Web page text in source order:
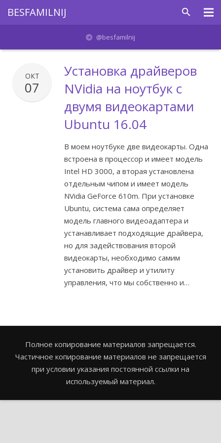
BESFAMILNIJ
Отблагодарить
Связаться
@besfamilnij
Установка драйверов
NVidia на ноутбук с
двумя видеокартами
Ubuntu 16.04
ОКТ
07
В моем ноутбуке две видеокарты. Одна
встроена в процессор и имеет модель
Intel HD 3000, а вторая установлена
отдельным чипом и имеет модель
NVidia GeForce 610m. При установке
Ubuntu, система сама определяет
модель главного видеоадаптера и
устанавливает подходящие драйвера,
но для задействования второй
видеокарты, необходимо самим
установить драйвер и утилиту
управления, что мы собственно и…
Полное копирование материалов запрещается.
Частичное копирование материалов не запрещается
при условии указания постоянной ссылки на
используемый материал.